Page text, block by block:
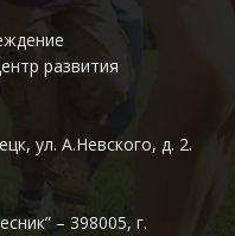
развития
ул. А.Невского, д. 2.
– 398005, г.